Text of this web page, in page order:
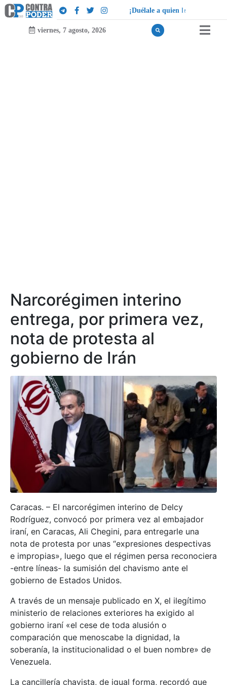
¡Duélale a quien e
viernes, 7 agosto, 2026
Narcorégimen interino
entrega, por primera vez,
nota de protesta al
gobierno de Irán
Caracas. – El narcorégimen interino de Delcy
Rodríguez, convocó por primera vez al embajador
iraní, en Caracas, Ali Chegini, para entregarle una
nota de protesta por unas “expresiones despectivas
e impropias», luego que el régimen persa reconociera
-entre líneas- la sumisión del chavismo ante el
gobierno de Estados Unidos.
A través de un mensaje publicado en X, el ilegítimo
ministerio de relaciones exteriores ha exigido al
gobierno iraní «el cese de toda alusión o
comparación que menoscabe la dignidad, la
soberanía, la institucionalidad o el buen nombre» de
Venezuela.
La cancillería chavista, de igual forma, recordó que